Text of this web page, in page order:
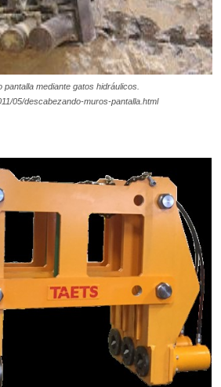
mediante gatos hidráulicos.
05/descabezando-muros-pantalla.html